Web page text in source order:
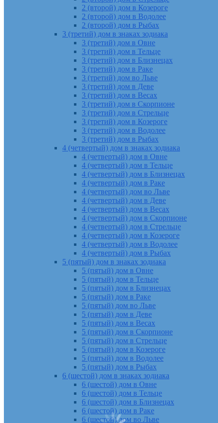
2 (второй) дом в Козероге
2 (второй) дом в Водолее
2 (второй) дом в Рыбах
3 (третий) дом в знаках зодиака
3 (третий) дом в Овне
3 (третий) дом в Тельце
3 (третий) дом в Близнецах
3 (третий) дом в Раке
3 (третий) дом во Льве
3 (третий) дом в Деве
3 (третий) дом в Весах
3 (третий) дом в Скорпионе
3 (третий) дом в Стрельце
3 (третий) дом в Козероге
3 (третий) дом в Водолее
3 (третий) дом в Рыбах
4 (четвертый) дом в знаках зодиака
4 (четвертый) дом в Овне
4 (четвертый) дом в Тельце
4 (четвертый) дом в Близнецах
4 (четвертый) дом в Раке
4 (четвертый) дом во Льве
4 (четвертый) дом в Деве
4 (четвертый) дом в Весах
4 (четвертый) дом в Скорпионе
4 (четвертый) дом в Стрельце
4 (четвертый) дом в Козероге
4 (четвертый) дом в Водолее
4 (четвертый) дом в Рыбах
5 (пятый) дом в знаках зодиака
5 (пятый) дом в Овне
5 (пятый) дом в Тельце
5 (пятый) дом в Близнецах
5 (пятый) дом в Раке
5 (пятый) дом во Льве
5 (пятый) дом в Деве
5 (пятый) дом в Весах
5 (пятый) дом в Скорпионе
5 (пятый) дом в Стрельце
5 (пятый) дом в Козероге
5 (пятый) дом в Водолее
5 (пятый) дом в Рыбах
6 (шестой) дом в знаках зодиака
6 (шестой) дом в Овне
6 (шестой) дом в Тельце
6 (шестой) дом в Близнецах
6 (шестой) дом в Раке
6 (шестой) дом во Льве